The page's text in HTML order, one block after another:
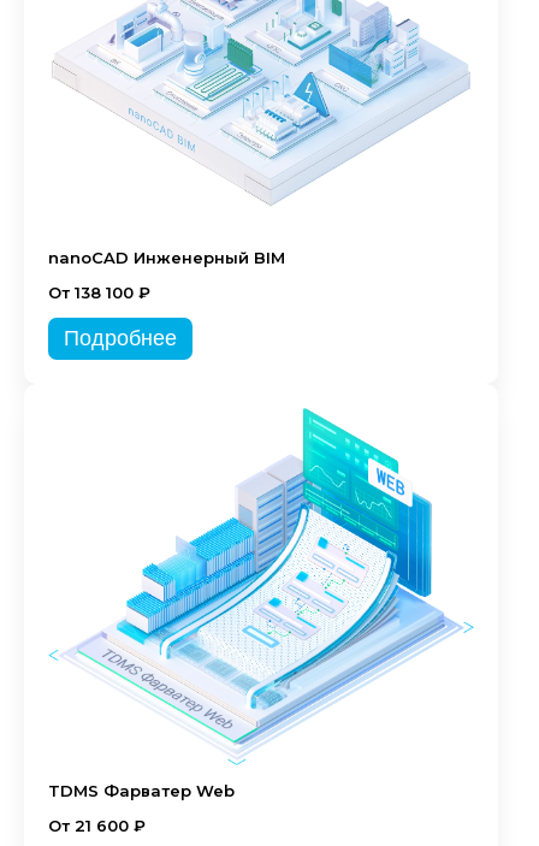
nanoCAD Инженерный BIM
От 138 100 ₽
Подробнее
TDMS Фарватер Web
От 21 600 ₽